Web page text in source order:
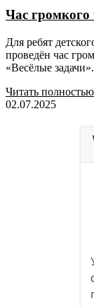
Час громкого
Для ребят
проведён час
«Весёлые
Читать
02.07.2025